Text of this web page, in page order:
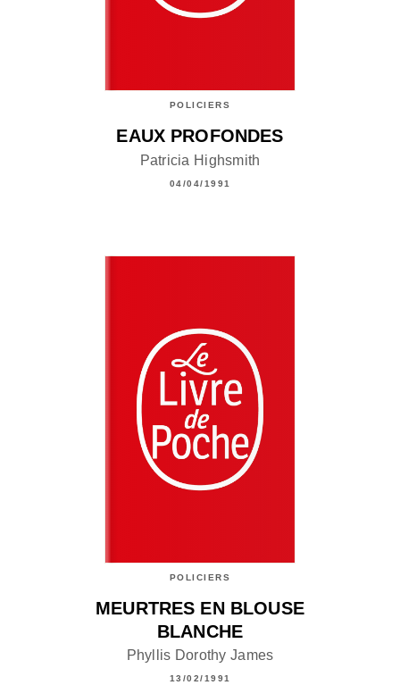
POLICIERS
EAUX PROFONDES
Patricia Highsmith
04/04/1991
POLICIERS
MEURTRES EN BLOUSE
BLANCHE
Phyllis Dorothy James
13/02/1991